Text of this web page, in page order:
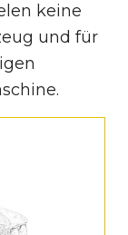
keine
und für